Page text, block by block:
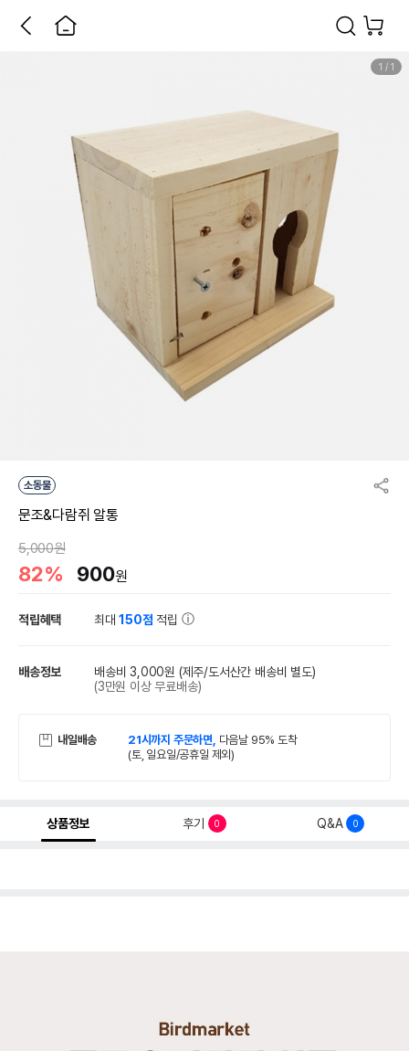
1 / 1
소동물
문조&다람쥐 알통
5,000원
82% 900원
적립혜택 최대150점 적립
배송정보 배송비 3,000원 (제주/도서산간 배송비 별도)
(3만원 이상 무료배송)
내일배송 21시까지 주문하면, 다음날 95% 도착
(토, 일요일/공휴일 제외)
상품정보 후기 0 Q&A 0